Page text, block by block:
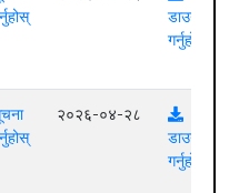
डाउनलोड
गर्नुहोस्
२०२६-०४-२८
डाउनलोड
गर्नुहोस्